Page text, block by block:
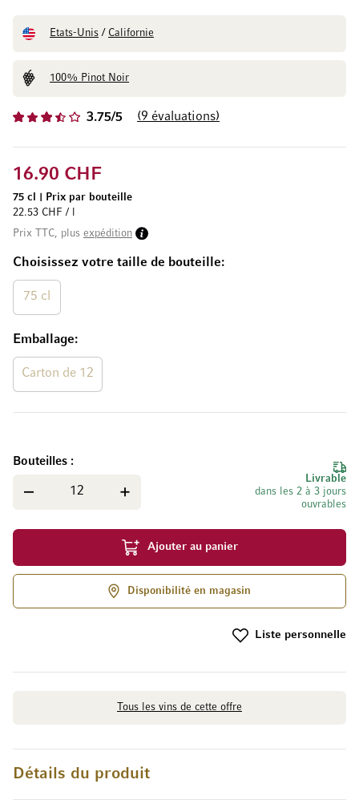
3.75/5 9 évaluations
Etats-Unis / Californie
100% Pinot Noir
Tous les vins de cette offre
Choisissez votre taille de bouteille
75 cl
Emballage
Carton de 12
16.90 CHF
75 cl
Prix par bouteille
22.53 CHF / l
Prix TTC, plus expédition
Livrable
dans les 2 à 3 jours
ouvrables
Bouteilles
Ajouter au panier
Disponibilité en magasin
Liste personnelle
Détails du produit